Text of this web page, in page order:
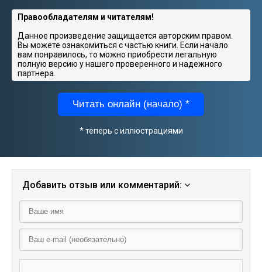
Правообладателям и читателям!
Данное произведение защищается авторским правом.
Вы можете ознакомиться с частью книги. Если начало
вам понравилось, то можно приобрести легальную
полную версию у нашего проверенного и надежного
партнера.
Читать онлайн (начало) *
* теперь с иллюстрациями
Добавить отзыв или комментарий: